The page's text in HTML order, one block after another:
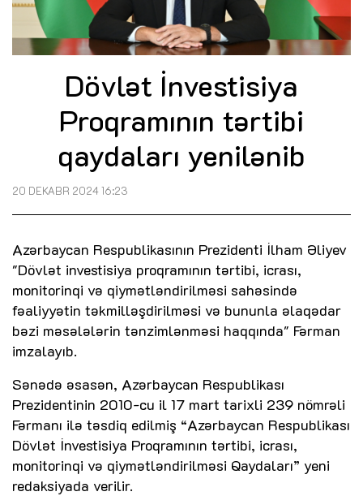
Dövlət İnvestisiya
Proqramının tərtibi
qaydaları yenilənib
20 DEKABR 2024 16:23
Azərbaycan Respublikasının Prezidenti İlham Əliyev
"Dövlət investisiya proqramının tərtibi, icrası,
monitorinqi və qiymətləndirilməsi sahəsində
fəaliyyətin təkmilləşdirilməsi və bununla əlaqədar
bəzi məsələlərin tənzimlənməsi haqqında" Fərman
imzalayıb.
Sənədə əsasən, Azərbaycan Respublikası
Prezidentinin 2010-cu il 17 mart tarixli 239 nömrəli
Fərmanı ilə təsdiq edilmiş “Azərbaycan Respublikası
Dövlət İnvestisiya Proqramının tərtibi, icrası,
monitorinqi və qiymətləndirilməsi Qaydaları” yeni
redaksiyada verilir.